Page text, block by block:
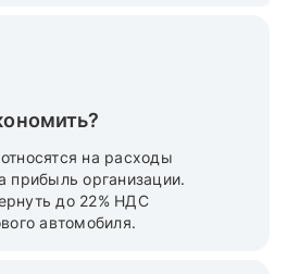
на расходы
прибыль организации.
до 22% НДС
автомобиля.